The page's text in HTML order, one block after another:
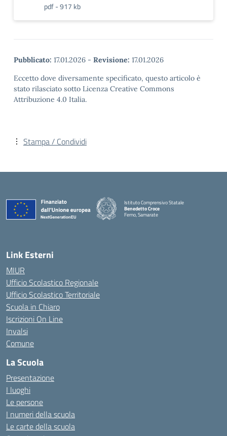
pdf - 917 kb
Pubblicato: 17.01.2026 - Revisione: 17.01.2026
Eccetto dove diversamente specificato, questo articolo è
stato rilasciato sotto Licenza Creative Commons
Attribuzione 4.0 Italia.
Stampa / Condividi
Istituto Comprensivo Statale
Benedetto Croce
Ferno, Samarate
Link Esterni
MIUR
Ufficio Scolastico Regionale
Ufficio Scolastico Territoriale
Scuola in Chiaro
Iscrizioni On Line
Invalsi
Comune
La Scuola
Presentazione
I luoghi
Le persone
I numeri della scuola
Le carte della scuola